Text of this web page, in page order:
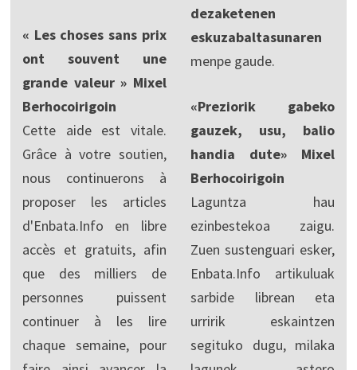
« Les choses sans prix
ont souvent une
grande valeur » Mixel
Berhocoirigoin
Cette aide est vitale.
Grâce à votre soutien,
nous continuerons à
proposer les articles
d'Enbata.Info en libre
accès et gratuits, afin
que des milliers de
personnes puissent
continuer à les lire
chaque semaine, pour
dezaketenen
eskuzabaltasunaren
menpe gaude.
«Preziorik gabeko
gauzek, usu, balio
handia dute» Mixel
Berhocoirigoin
Laguntza hau
ezinbestekoa zaigu.
Zuen sustenguari esker,
Enbata.Info artikuluak
sarbide librean eta
urririk eskaintzen
segituko dugu, milaka